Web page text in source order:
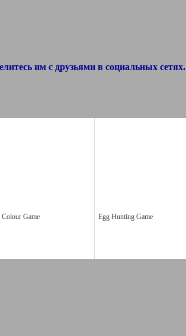
им с друзьями в социальных сетях.
Colour Game Egg Hunting Game